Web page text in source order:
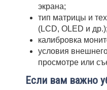
экрана;
тип матрицы и
(LCD, OLED и др.);
калибровка
условия
просмотре или
Если вам важно